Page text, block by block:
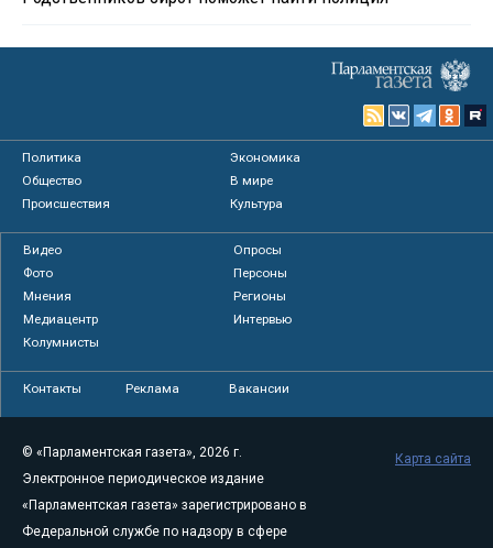
Политика
Экономика
Общество
В мире
Происшествия
Культура
Видео
Опросы
Фото
Персоны
Мнения
Регионы
Медиацентр
Интервью
Колумнисты
Контакты Реклама Вакансии
© «Парламентская газета», 2026 г.
Электронное периодическое издание
«Парламентская газета» зарегистрировано в
Федеральной службе по надзору в сфере
Карта сайта